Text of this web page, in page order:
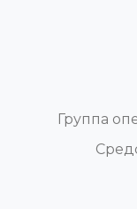
Группа